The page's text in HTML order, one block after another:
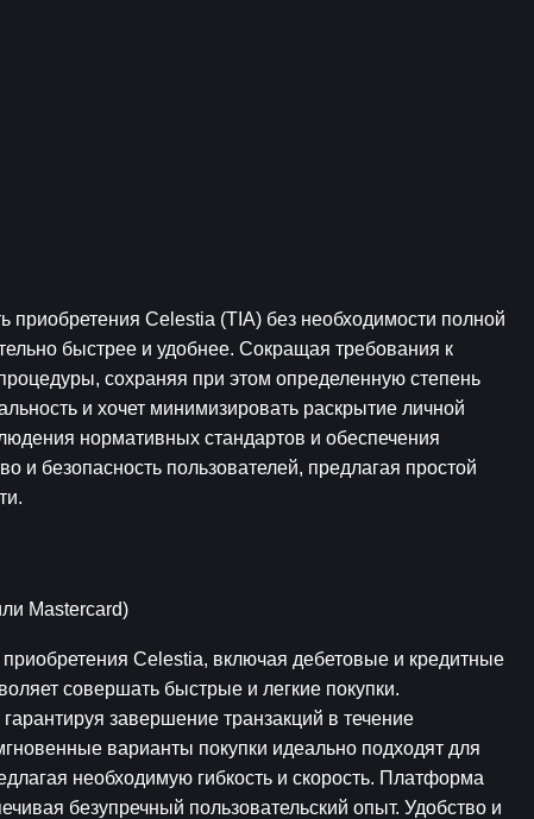
Celestia (TIA) без необходимости полной
быстрее и удобнее. Сокращая требования к
сохраняя при этом определенную степень
и хочет минимизировать раскрытие личной
нормативных стандартов и обеспечения
и безопасность пользователей, предлагая простой
Mastercard)
Celestia, включая дебетовые и кредитные
совершать быстрые и легкие покупки.
завершение транзакций в течение
варианты покупки идеально подходят для
необходимую гибкость и скорость. Платформа
безупречный пользовательский опыт. Удобство и